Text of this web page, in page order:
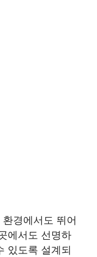
경에서도 뛰어
에서도 선명하
있도록 설계되